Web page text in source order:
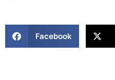
Facebook